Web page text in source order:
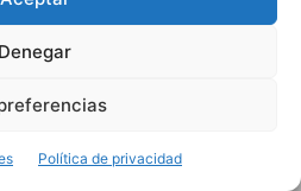
Denegar
Política de privacidad